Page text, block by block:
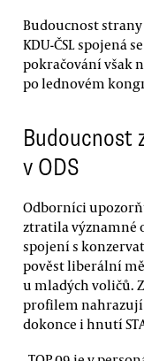
Budoucnost strany
KDU-ČSL spojená
pokračování však
po lednovém
Budoucnost
v ODS
Odborníci
ztratila významné
spojení s
pověst liberální
u mladých voličů.
profilem nahrazují
dokonce i hnutí